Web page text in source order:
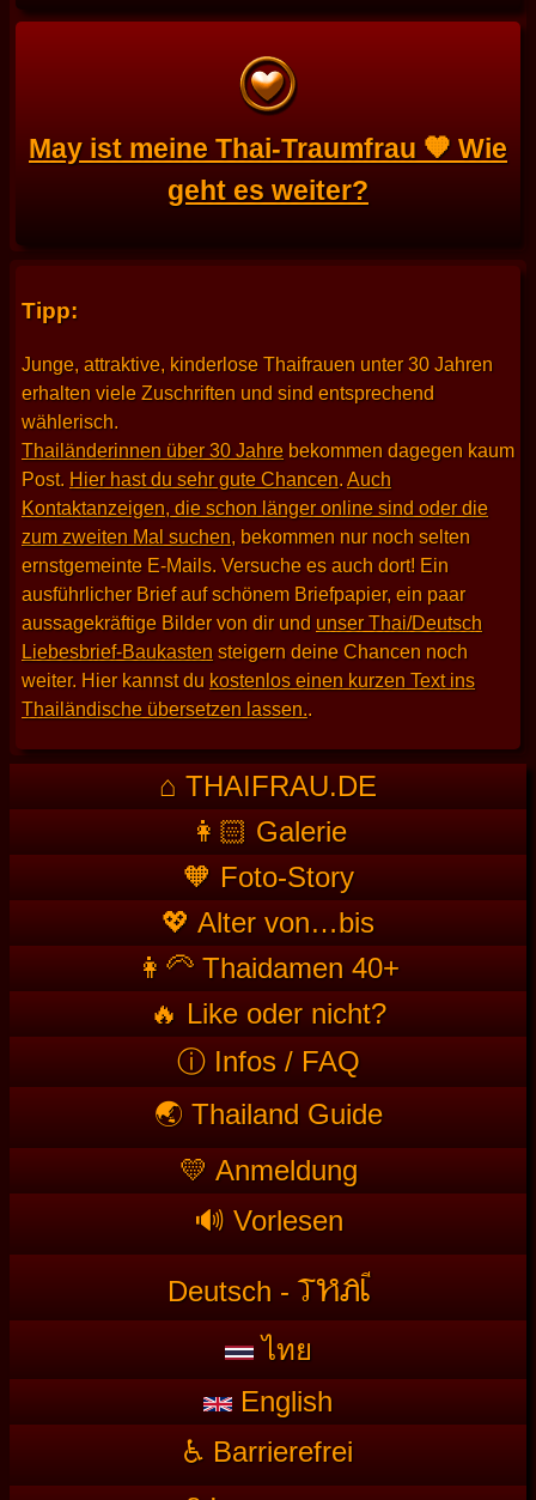
May ist meine Thai-Traumfrau 🧡 Wie
geht es weiter?
Tipp:
Junge, attraktive, kinderlose Thaifrauen unter 30 Jahren
erhalten viele Zuschriften und sind entsprechend
wählerisch.
Thailänderinnen über 30 Jahre bekommen dagegen kaum
Post. Hier hast du sehr gute Chancen. Auch
Kontaktanzeigen, die schon länger online sind oder die
zum zweiten Mal suchen, bekommen nur noch selten
ernstgemeinte E-Mails. Versuche es auch dort! Ein
ausführlicher Brief auf schönem Briefpapier, ein paar
aussagekräftige Bilder von dir und unser Thai/Deutsch
Liebesbrief-Baukasten steigern deine Chancen noch
weiter. Hier kannst du kostenlos einen kurzen Text ins
Thailändische übersetzen lassen..
⌂ THAIFRAU.DE
👩🏻 Galerie
🧡 Foto-Story
💖 Alter von…bis
👩‍🦳 Thaidamen 40+
🔥 Like oder nicht?
ⓘ Infos / FAQ
🌏 Thailand Guide
💛 Anmeldung
🔊 Vorlesen
Deutsch - THAI
ไทย
English
♿ Barrierefrei